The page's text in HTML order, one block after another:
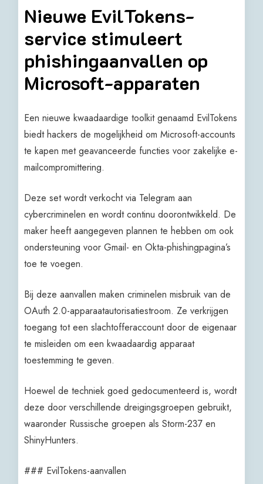
Nieuwe EvilTokens-
service stimuleert
phishingaanvallen op
Microsoft-apparaten
Een nieuwe kwaadaardige toolkit genaamd EvilTokens
biedt hackers de mogelijkheid om Microsoft-accounts
te kapen met geavanceerde functies voor zakelijke e-
mailcompromittering.
Deze set wordt verkocht via Telegram aan
cybercriminelen en wordt continu doorontwikkeld. De
maker heeft aangegeven plannen te hebben om ook
ondersteuning voor Gmail- en Okta-phishingpagina’s
toe te voegen.
Bij deze aanvallen maken criminelen misbruik van de
OAuth 2.0-apparaatautorisatiestroom. Ze verkrijgen
toegang tot een slachtofferaccount door de eigenaar
te misleiden om een kwaadaardig apparaat
toestemming te geven.
Hoewel de techniek goed gedocumenteerd is, wordt
deze door verschillende dreigingsgroepen gebruikt,
waaronder Russische groepen als Storm-237 en
ShinyHunters.
### EvilTokens-aanvallen